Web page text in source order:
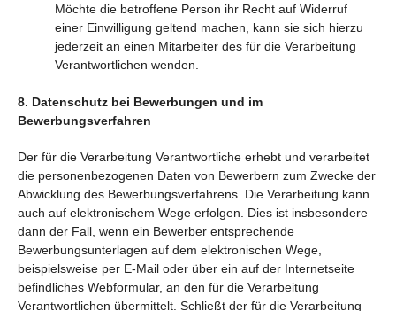
Möchte die betroffene Person ihr Recht auf Widerruf
einer Einwilligung geltend machen, kann sie sich hierzu
jederzeit an einen Mitarbeiter des für die Verarbeitung
Verantwortlichen wenden.
8. Datenschutz bei Bewerbungen und im
Bewerbungsverfahren
Der für die Verarbeitung Verantwortliche erhebt und verarbeitet
die personenbezogenen Daten von Bewerbern zum Zwecke der
Abwicklung des Bewerbungsverfahrens. Die Verarbeitung kann
auch auf elektronischem Wege erfolgen. Dies ist insbesondere
dann der Fall, wenn ein Bewerber entsprechende
Bewerbungsunterlagen auf dem elektronischen Wege,
beispielsweise per E-Mail oder über ein auf der Internetseite
befindliches Webformular, an den für die Verarbeitung
Verantwortlichen übermittelt. Schließt der für die Verarbeitung